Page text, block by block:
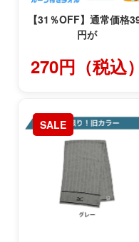
【31％OFF】通常価格
円が
270円（税込）
SALE